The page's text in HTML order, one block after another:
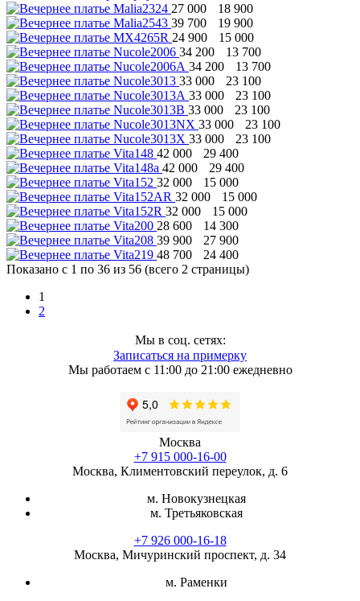
27 000
18 900
39 700
19 900
24 900
15 000
34 200
13 700
34 200
13 700
33 000
23 100
33 000
23 100
33 000
23 100
33 000
23 100
33 000
23 100
42 000
29 400
42 000
29 400
32 000
15 000
32 000
15 000
32 000
15 000
28 600
14 300
39 900
27 900
48 700
24 400
Показано с 1 по 36 из 56 (всего 2 страницы)
1
2
Мы в соц. сетях:
Записаться на примерку
Мы работаем с 11:00 до 21:00 ежедневно
Москва
+7 915 000-16-00
Москва, Климентовский переулок, д. 6
м. Новокузнецкая
м. Третьяковская
+7 926 000-16-18
Москва, Мичуринский проспект, д. 34
м. Раменки